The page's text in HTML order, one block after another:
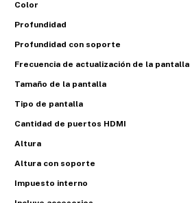
Color
Profundidad
Profundidad con soporte
Frecuencia de actualización de la pantalla
Tamaño de la pantalla
Tipo de pantalla
Cantidad de puertos HDMI
Altura
Altura con soporte
Impuesto interno